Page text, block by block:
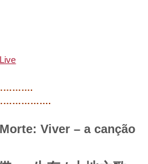
Viver –a canção